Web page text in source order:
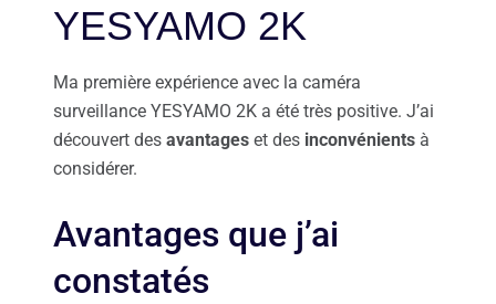
YESYAMO 2K
Ma première expérience avec la caméra
surveillance YESYAMO 2K a été très positive. J’ai
découvert des avantages et des inconvénients à
considérer.
Avantages que j’ai
constatés